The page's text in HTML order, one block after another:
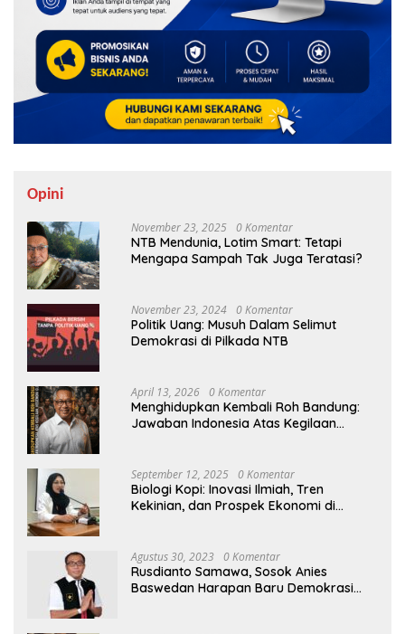
Opini
November 23, 2025 0 Komentar
NTB Mendunia, Lotim Smart: Tetapi
Mengapa Sampah Tak Juga Teratasi?
November 23, 2024 0 Komentar
Politik Uang: Musuh Dalam Selimut
Demokrasi di Pilkada NTB
April 13, 2026 0 Komentar
Menghidupkan Kembali Roh Bandung:
Jawaban Indonesia Atas Kegilaan
September 12, 2025 0 Komentar
Biologi Kopi: Inovasi Ilmiah, Tren
Kekinian, dan Prospek Ekonomi di
Agustus 30, 2023 0 Komentar
Rusdianto Samawa, Sosok Anies
Baswedan Harapan Baru Demokrasi